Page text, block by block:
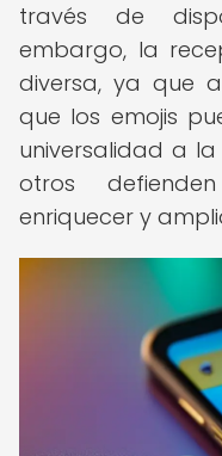
través de
embargo, la
diversa, ya que
que los emojis
universalidad a
otros
enriquecer y